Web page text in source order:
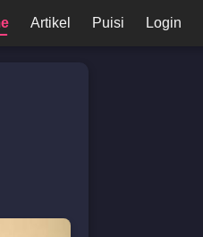
Artikel Puisi Login